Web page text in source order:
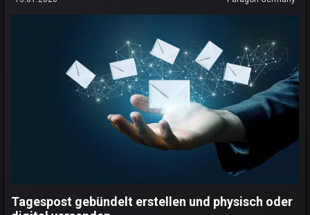
Tagespost gebündelt erstellen und physisch oder